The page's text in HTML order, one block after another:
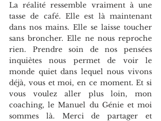
La réalité ressemble vraiment à une
tasse de café. Elle est là maintenant
dans nos mains. Elle se laisse toucher
sans broncher. Elle ne nous reproche
rien. Prendre soin de nos pensées
inquiètes nous permet de voir le
monde quiet dans lequel nous vivons
déjà, vous et moi, en ce moment. Et si
vous voulez aller plus loin, mon
coaching, le Manuel du Génie et moi
sommes là. Merci de partager et